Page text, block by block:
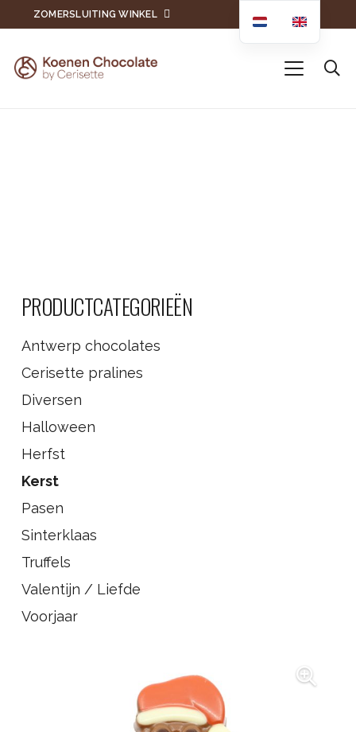
ZOMERSLUITING WINKEL
PRODUCTCATEGORIEËN
Antwerp chocolates
Cerisette pralines
Diversen
Halloween
Herfst
Kerst
Pasen
Sinterklaas
Truffels
Valentijn / Liefde
Voorjaar